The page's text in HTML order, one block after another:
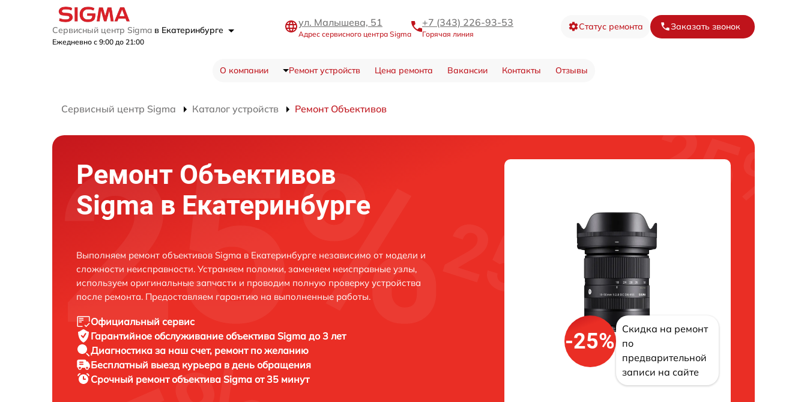
Сервисный центр Sigma в Екатеринбурге
Ежедневно с 9:00 до 21:00
ул. Малышева, 51
Адрес сервисного центра Sigma
+7 (343) 226-93-53
Горячая линия
Статус ремонта Заказать звонок
О компании Ремонт устройств Цена ремонта Вакансии Контакты Отзывы
Сервисный центр Sigma Каталог устройств Ремонт Объективов
Ремонт Объективов
Sigma в Екатеринбурге
Выполняем ремонт объективов Sigma в Екатеринбурге независимо от модели и
сложности неисправности. Устраняем поломки, заменяем неисправные узлы,
используем оригинальные запчасти и проводим полную проверку устройства
после ремонта. Предоставляем гарантию на выполненные работы.
Официальный сервис
Гарантийное обслуживание объектива Sigma до 3 лет
Диагностика за наш счет, ремонт по желанию
Бесплатный выезд курьера в день обращения
Срочный ремонтобъектива Sigma от 35 минут
-25%
Скидка на ремонт
по
предварительной
записи на сайте